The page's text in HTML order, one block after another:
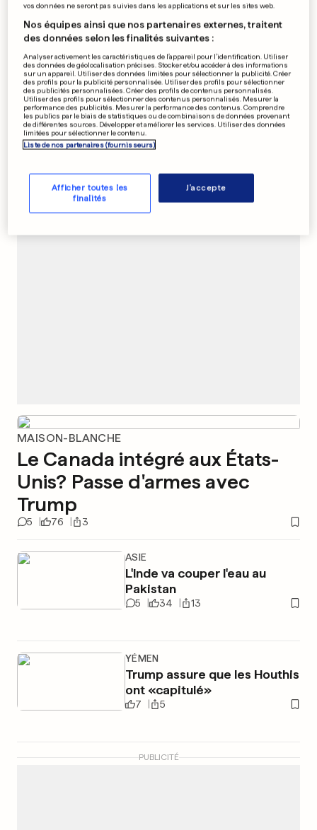
MOSELLE
Des élus craignent que l'A31
bis ne voie pas le jour
11 33 5
LUXEMBOURG
Liberty Steel lâché par son
repreneur potentiel?
MAISON-BLANCHE
Le Canada intégré aux États-
Unis? Passe d'armes avec
Trump
5 76 3
ASIE
L'Inde va couper l'eau au
Pakistan
5 34 13
YÉMEN
Trump assure que les Houthis
ont «capitulé»
7 5
PUBLICITÉ
vos données ne seront pas suivies dans les applications et sur les sites web.
Nos équipes ainsi que nos partenaires externes, traitent
des données selon les finalités suivantes :
Analyser activement les caractéristiques de l’appareil pour l’identification. Utiliser
des données de géolocalisation précises. Stocker et/ou accéder à des informations
sur un appareil. Utiliser des données limitées pour sélectionner la publicité. Créer
des profils pour la publicité personnalisée. Utiliser des profils pour sélectionner
des publicités personnalisées. Créer des profils de contenus personnalisés.
Utiliser des profils pour sélectionner des contenus personnalisés. Mesurer la
performance des publicités. Mesurer la performance des contenus. Comprendre
les publics par le biais de statistiques ou de combinaisons de données provenant
de différentes sources. Développer et améliorer les services. Utiliser des données
limitées pour sélectionner le contenu.
Liste de nos partenaires (fournisseurs)
Afficher toutes les
finalités
J'accepte